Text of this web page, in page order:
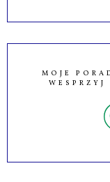
MOJE